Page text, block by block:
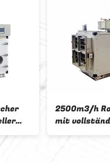
Päckchen-
Kieselgel-Rotor-
Luftfeuchtigkeit